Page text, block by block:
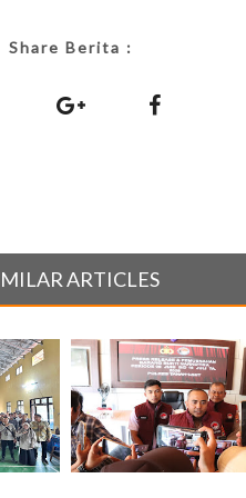
Share Berita :
ARTICLES